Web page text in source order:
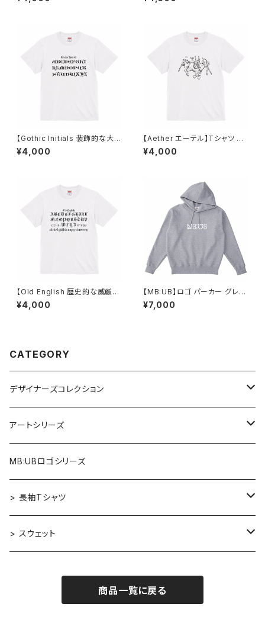
クス
ユニセックス
【Gothic Initials 装飾的な大文
字のフォント】Tシャツ ホワイト
ユニセックス
¥4,000
【Aether エーテル】Tシャツ ホ
ワイト ユニセックス
¥4,000
【Old English 歴史的な威厳を
感じさせるフォント】Tシャツ ホ
ワイト ユニセックス
¥4,000
【MB:UB】ロゴ パーカー グレー
ユニセックス
¥7,000
CATEGORY
デザイナーズコレクション
アルファベット×ヒヒ
アルファベット×マウス
アルファベット×フクロウ
アルファベット×トラ
アートシリーズ
Re:Mix
ゴッホ
カンディンスキー［Improvisation］
小川一眞［花の静物写真］
MB:UBロゴシリーズ
> 長袖Tシャツ
デザイナーズコレクション
アルファベット×マウス
MB:UBロゴシリーズ
> スウェット
アートシリーズ
商品一覧に戻る